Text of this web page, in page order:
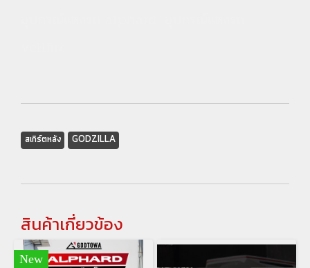
สเกิร์ตหลัง GODZILLA
สินค้าเกี่ยวข้อง
New